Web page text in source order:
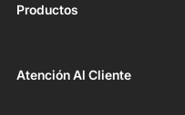
Productos
Atención Al Cliente